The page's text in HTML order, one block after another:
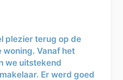
plezier terug op de
Vanaf het
we uitstekend
Er werd goed